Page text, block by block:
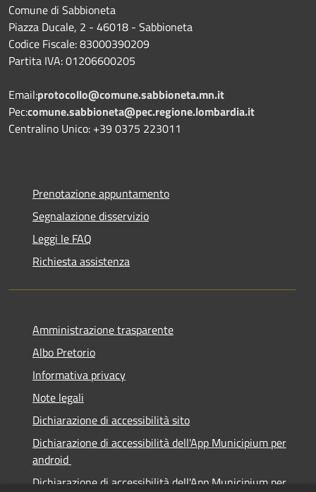
Comune di Sabbioneta
Piazza Ducale, 2 - 46018 - Sabbioneta
Codice Fiscale: 83000390209
Partita IVA: 01206600205
Email:protocollo@comune.sabbioneta.mn.it
Pec:comune.sabbioneta@pec.regione.lombardia.it
Centralino Unico: +39 0375 223011
Prenotazione appuntamento
Segnalazione disservizio
Leggi le FAQ
Richiesta assistenza
Amministrazione trasparente
Albo Pretorio
Informativa privacy
Note legali
Dichiarazione di accessibilità sito
Dichiarazione di accessibilità dell'App Municipium per
android
Dichiarazione di accessibilità dell'App Municipium per